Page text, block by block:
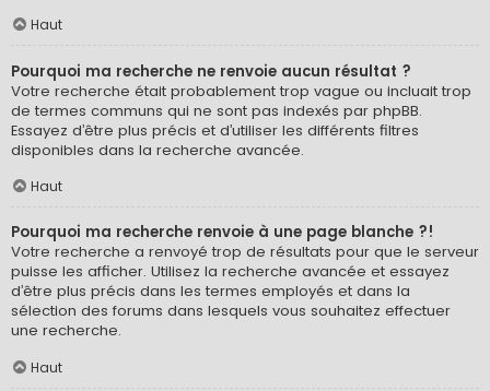
Haut
Pourquoi ma recherche ne renvoie aucun résultat ?
Votre recherche était probablement trop vague ou incluait trop
de termes communs qui ne sont pas indexés par phpBB.
Essayez d’être plus précis et d’utiliser les différents filtres
disponibles dans la recherche avancée.
Haut
Pourquoi ma recherche renvoie à une page blanche ?!
Votre recherche a renvoyé trop de résultats pour que le serveur
puisse les afficher. Utilisez la recherche avancée et essayez
d’être plus précis dans les termes employés et dans la
sélection des forums dans lesquels vous souhaitez effectuer
une recherche.
Haut